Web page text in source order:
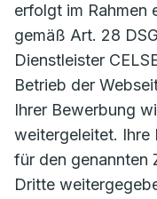
erfolgt im Rahmen
gemäß Art. 28
Dienstleister
Betrieb der
Ihrer Bewerbung
weitergeleitet. Ihre
für den genannten
Dritte